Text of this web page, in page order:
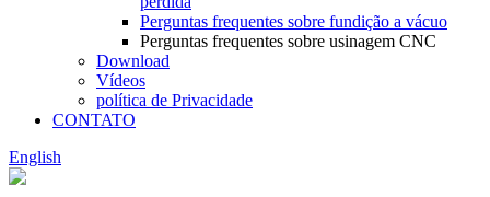
Perguntas frequentes sobre fundição a vácuo
Perguntas frequentes sobre usinagem CNC
Download
Vídeos
política de Privacidade
CONTATO
English